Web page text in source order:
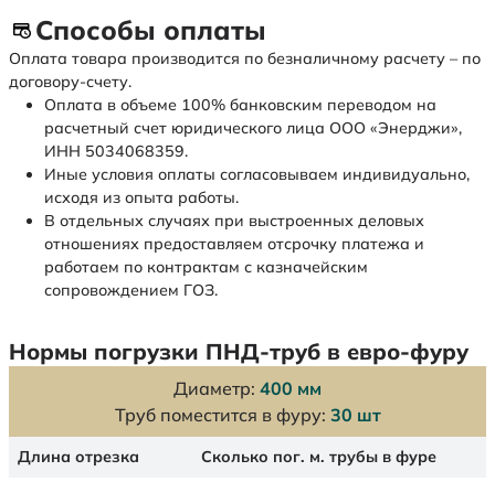
Способы оплаты
Оплата товара производится по безналичному расчету – по
договору-счету.
Оплата в объеме 100% банковским переводом на
расчетный счет юридического лица ООО «Энерджи»,
ИНН 5034068359.
Иные условия оплаты согласовываем индивидуально,
исходя из опыта работы.
В отдельных случаях при выстроенных деловых
отношениях предоставляем отсрочку платежа и
работаем по контрактам с казначейским
сопровождением ГОЗ.
Нормы погрузки ПНД-труб в евро-фуру
Диаметр: 400 мм
Труб поместится в фуру: 30 шт
Длина отрезка Сколько пог. м. трубы в фуре